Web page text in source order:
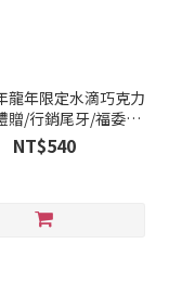
龍年限定水滴巧克力
贈/行銷尾牙/福委活
動】
NT$540